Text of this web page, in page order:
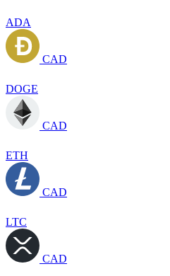
ADA
CAD
DOGE
CAD
ETH
CAD
LTC
CAD